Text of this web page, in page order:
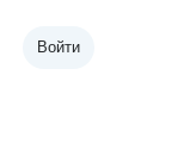
Войти